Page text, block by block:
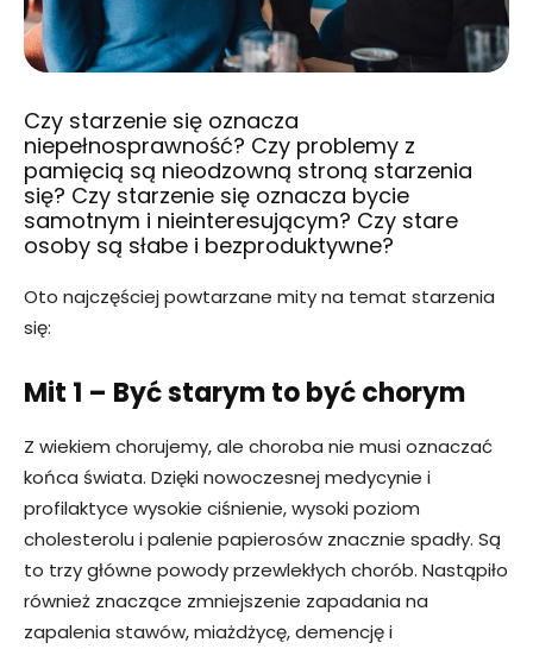
Czy starzenie się oznacza
niepełnosprawność? Czy problemy z
pamięcią są nieodzowną stroną starzenia
się? Czy starzenie się oznacza bycie
samotnym i nieinteresującym? Czy stare
osoby są słabe i bezproduktywne?
Oto najczęściej powtarzane mity na temat starzenia
się:
Mit 1 – Być starym to być chorym
Z wiekiem chorujemy, ale choroba nie musi oznaczać
końca świata. Dzięki nowoczesnej medycynie i
profilaktyce wysokie ciśnienie, wysoki poziom
cholesterolu i palenie papierosów znacznie spadły. Są
to trzy główne powody przewlekłych chorób. Nastąpiło
również znaczące zmniejszenie zapadania na
zapalenia stawów, miażdżycę, demencję i